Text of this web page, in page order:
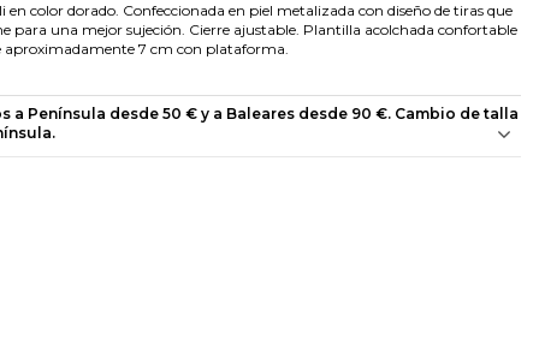
en color dorado. Confeccionada en piel metalizada con diseño de tiras que
para una mejor sujeción. Cierre ajustable. Plantilla acolchada confortable
aproximadamente 7 cm con plataforma.
a Península desde 50 € y a Baleares desde 90 €. Cambio de talla